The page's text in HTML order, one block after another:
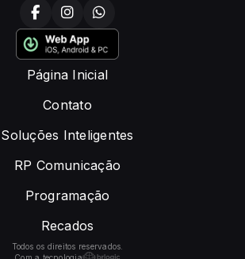
Página Inicial
Contato
Soluções Inteligentes
RP Comunicação
Programação
Recados
Todos os direitos reservados.